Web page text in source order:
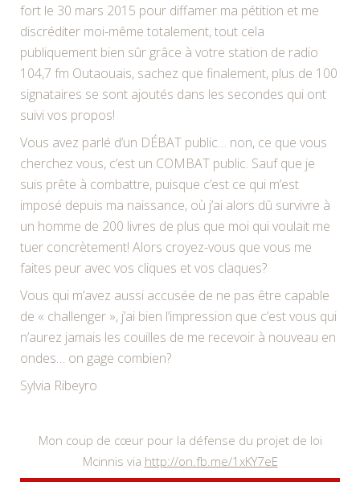
fort le 30 mars 2015 pour diffamer ma pétition et me
discréditer moi-même totalement, tout cela
publiquement bien sûr grâce à votre station de radio
104,7 fm Outaouais, sachez que finalement, plus de 100
signataires se sont ajoutés dans les secondes qui ont
suivi vos propos!
Vous avez parlé d’un DÉBAT public… non, ce que vous
cherchez vous, c’est un COMBAT public. Sauf que je
suis prête à combattre, puisque c’est ce qui m’est
imposé depuis ma naissance, où j’ai alors dû survivre à
un homme de 200 livres de plus que moi qui voulait me
tuer concrètement! Alors croyez-vous que vous me
faites peur avec vos cliques et vos claques?
Vous qui m’avez aussi accusée de ne pas être capable
de « challenger », j’ai bien l’impression que c’est vous qui
n’aurez jamais les couilles de me recevoir à nouveau en
ondes… on gage combien?
Sylvia Ribeyro
Mon coup de cœur pour la défense du projet de loi
Mcinnis via http://on.fb.me/1xKY7eE